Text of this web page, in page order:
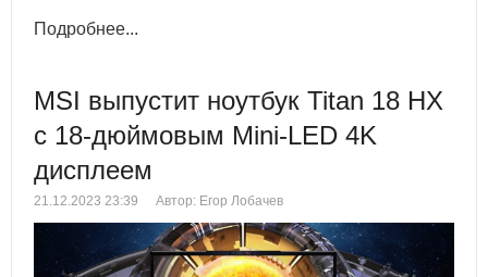
Подробнее...
MSI выпустит ноутбук Titan 18 HX
с 18-дюймовым Mini-LED 4K
дисплеем
21.12.2023 23:39 Автор: Егор Лобачев